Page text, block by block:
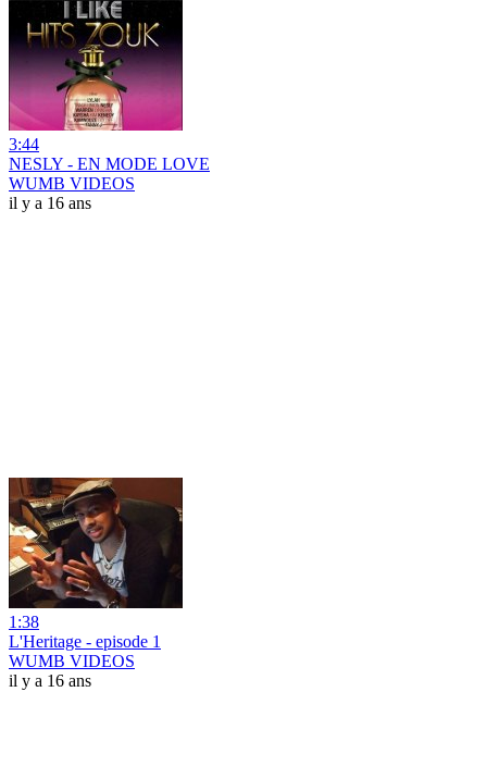
3:44
NESLY - EN MODE LOVE
WUMB VIDEOS
il y a 16 ans
1:38
L'Heritage - episode 1
WUMB VIDEOS
il y a 16 ans